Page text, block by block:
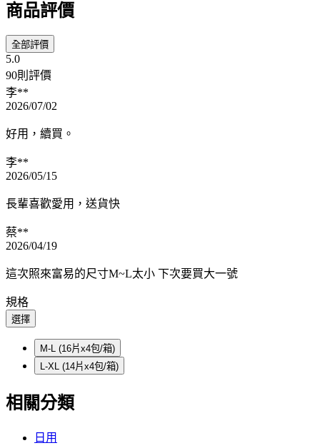
商品評價
全部評價
5.0
90則評價
李**
2026/07/02
好用，續買。
李**
2026/05/15
長輩喜歡愛用，送貨快
蔡**
2026/04/19
這次照來富易的尺寸M~L太小 下次要買大一號
規格
選擇
M-L (16片x4包/箱)
L-XL (14片x4包/箱)
相關分類
日用